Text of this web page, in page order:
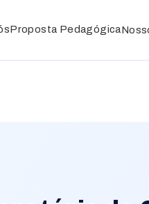
Proposta Pedagógica